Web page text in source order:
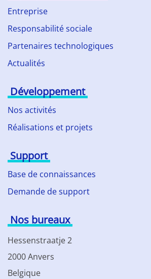
Entreprise
Responsabilité sociale
Partenaires technologiques
Actualités
Développement
Nos activités
Réalisations et projets
Support
Base de connaissances
Demande de support
Nos bureaux
Hessenstraatje 2
2000 Anvers
Belgique